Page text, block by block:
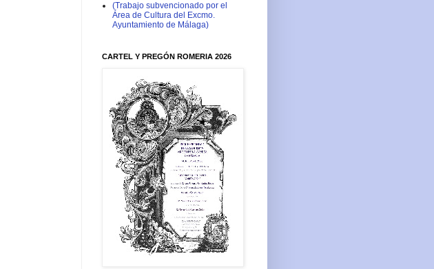
(Trabajo subvencionado por el
Área de Cultura del Excmo.
Ayuntamiento de Málaga)
CARTEL Y PREGÓN ROMERIA 2026